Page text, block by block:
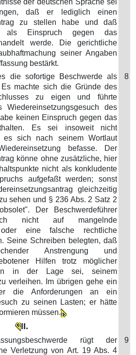
der deutschen Sprache sei
daß er lediglich einen
zu stellen habe und daß
als Einspruch gegen das
werde. Die gerichtliche
seiner Angaben
bestärkt.
die sofortige Beschwerde als
Es machte sich die Gründe des
zu eigen und führte
des
keinen Einspruch gegen das
Es sei insoweit nicht
es sich nach seinem Wortlaut
befasse. Der
könne ohne zusätzliche, hier
nicht als konkludente
aufgefaßt werden; sonst
gleichzeitig
sehen und § 236 Abs. 2 Satz 2
Der Beschwerdeführer
nicht auf mangelnde
oder eine falsche rechtliche
Seine Schreiben belegten, daß
Anstrengung und
Hilfen trotz möglicher
in der Lage sei, seinem
verleihen. Im übrigen gehe ein
die Anforderungen an ein
zu seinen Lasten; er hätte
müssen.
8
II.
rügt der
Verletzung von Art. 19 Abs. 4
9